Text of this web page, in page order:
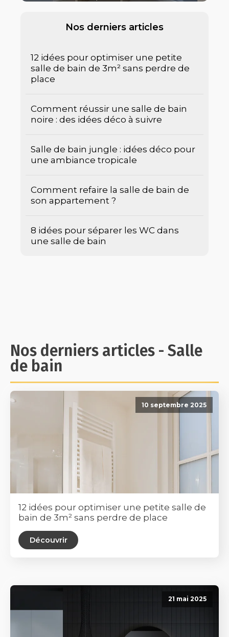
Nos derniers articles
12 idées pour optimiser une petite
salle de bain de 3m² sans perdre de
place
Comment réussir une salle de bain
noire : des idées déco à suivre
Salle de bain jungle : idées déco pour
une ambiance tropicale
Comment refaire la salle de bain de
son appartement ?
8 idées pour séparer les WC dans
une salle de bain
Nos derniers articles - Salle
de bain
10 septembre 2025
12 idées pour optimiser une petite salle de
bain de 3m² sans perdre de place
Découvrir
21 mai 2025